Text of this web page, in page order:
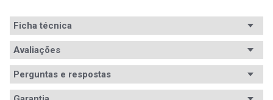
Ficha técnica
Conteúdo
da
embalagem
Ficha
Avaliações
Avaliações
Perguntas e respostas